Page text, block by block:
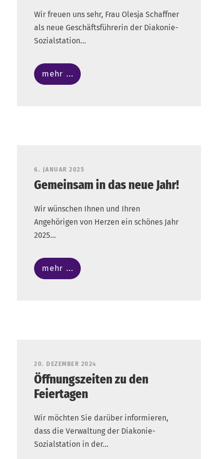
Wir freuen uns sehr, Frau Olesja Schaffner
als neue Geschäftsführerin der Diakonie-
Sozialstation...
mehr ...
6. JANUAR 2025
Gemeinsam in das neue Jahr!
Wir wünschen Ihnen und Ihren
Angehörigen von Herzen ein schönes Jahr
2025...
mehr ...
20. DEZEMBER 2024
Öffnungszeiten zu den
Feiertagen
Wir möchten Sie darüber informieren,
dass die Verwaltung der Diakonie-
Sozialstation in der...